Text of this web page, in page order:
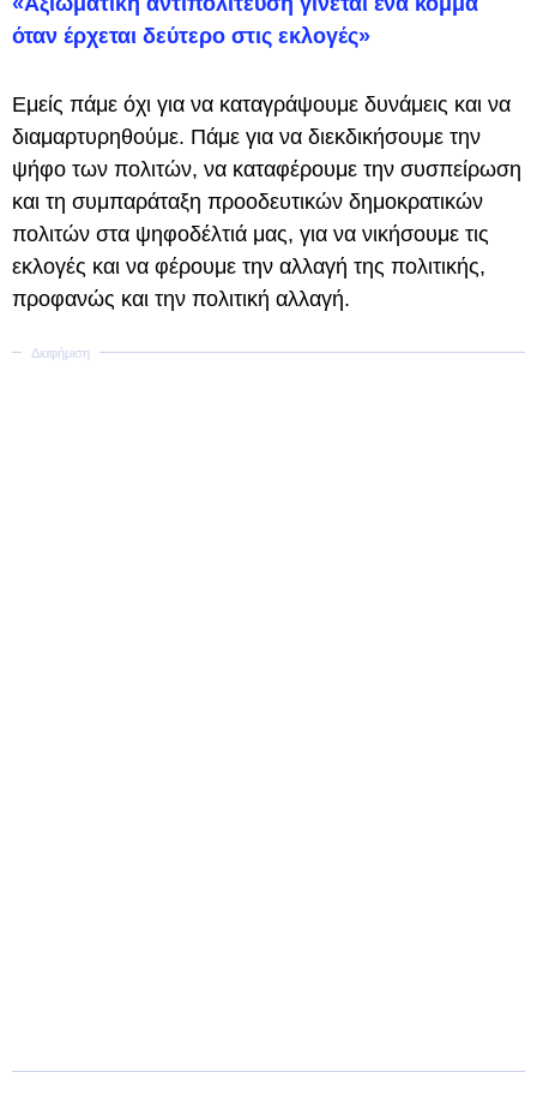
όταν έρχεται δεύτερο στις εκλογές»
Εμείς πάμε όχι για να καταγράψουμε δυνάμεις και να
διαμαρτυρηθούμε. Πάμε για να διεκδικήσουμε την
ψήφο των πολιτών, να καταφέρουμε την συσπείρωση
και τη συμπαράταξη προοδευτικών δημοκρατικών
πολιτών στα ψηφοδέλτιά μας, για να νικήσουμε τις
εκλογές και να φέρουμε την αλλαγή της πολιτικής,
προφανώς και την πολιτική αλλαγή.